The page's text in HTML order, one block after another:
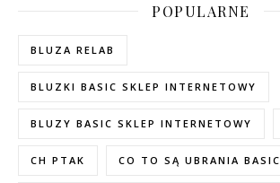
POPULARNE
BLUZA RELAB
BLUZKI BASIC SKLEP INTERNETOWY
BLUZY BASIC SKLEP INTERNETOWY
CH PTAK CO TO SĄ UBRANIA BASIC